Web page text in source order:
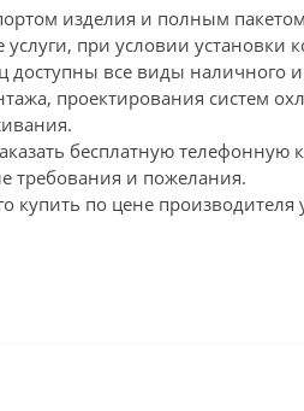
изделия и полным
услуги, при условии
все виды наличного
проектирования систем
бесплатную
требования и пожелания.
по цене